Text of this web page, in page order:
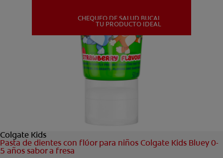
CHEQUEO DE SALUD BUCAL
CHEQUEO DE SALUD BUCAL
TU PRODUCTO IDEAL
Colgate Kids
Pasta de dientes con flúor para niños Colgate Kids Bluey 0-
5 años sabor a fresa